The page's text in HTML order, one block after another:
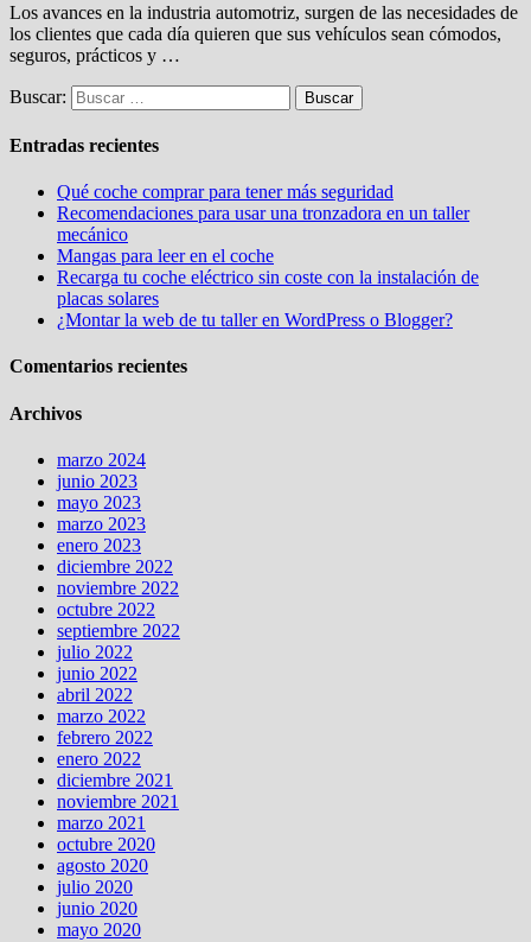
Los avances en la industria automotriz, surgen de las necesidades de
los clientes que cada día quieren que sus vehículos sean cómodos,
seguros, prácticos y …
Buscar:
Entradas recientes
Qué coche comprar para tener más seguridad
Recomendaciones para usar una tronzadora en un taller
mecánico
Mangas para leer en el coche
Recarga tu coche eléctrico sin coste con la instalación de
placas solares
¿Montar la web de tu taller en WordPress o Blogger?
Comentarios recientes
Archivos
marzo 2024
junio 2023
mayo 2023
marzo 2023
enero 2023
diciembre 2022
noviembre 2022
octubre 2022
septiembre 2022
julio 2022
junio 2022
abril 2022
marzo 2022
febrero 2022
enero 2022
diciembre 2021
noviembre 2021
marzo 2021
octubre 2020
agosto 2020
julio 2020
junio 2020
mayo 2020